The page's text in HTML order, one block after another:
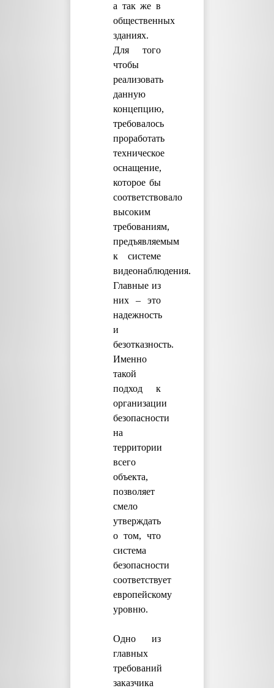
а так же в
общественных
зданиях.
Для того
чтобы
реализовать
данную
концепцию,
требовалось
проработать
техническое
оснащение,
которое бы
соответствовало
высоким
требованиям,
предъявляемым
к системе
видеонаблюдения.
Главные из
них – это
надежность
и
безотказность.
Именно
такой
подход к
организации
безопасности
на
территории
всего
объекта,
позволяет
смело
утверждать
о том, что
система
безопасности
соответствует
европейскому
уровню.
Одно из
главных
требований
заказчика